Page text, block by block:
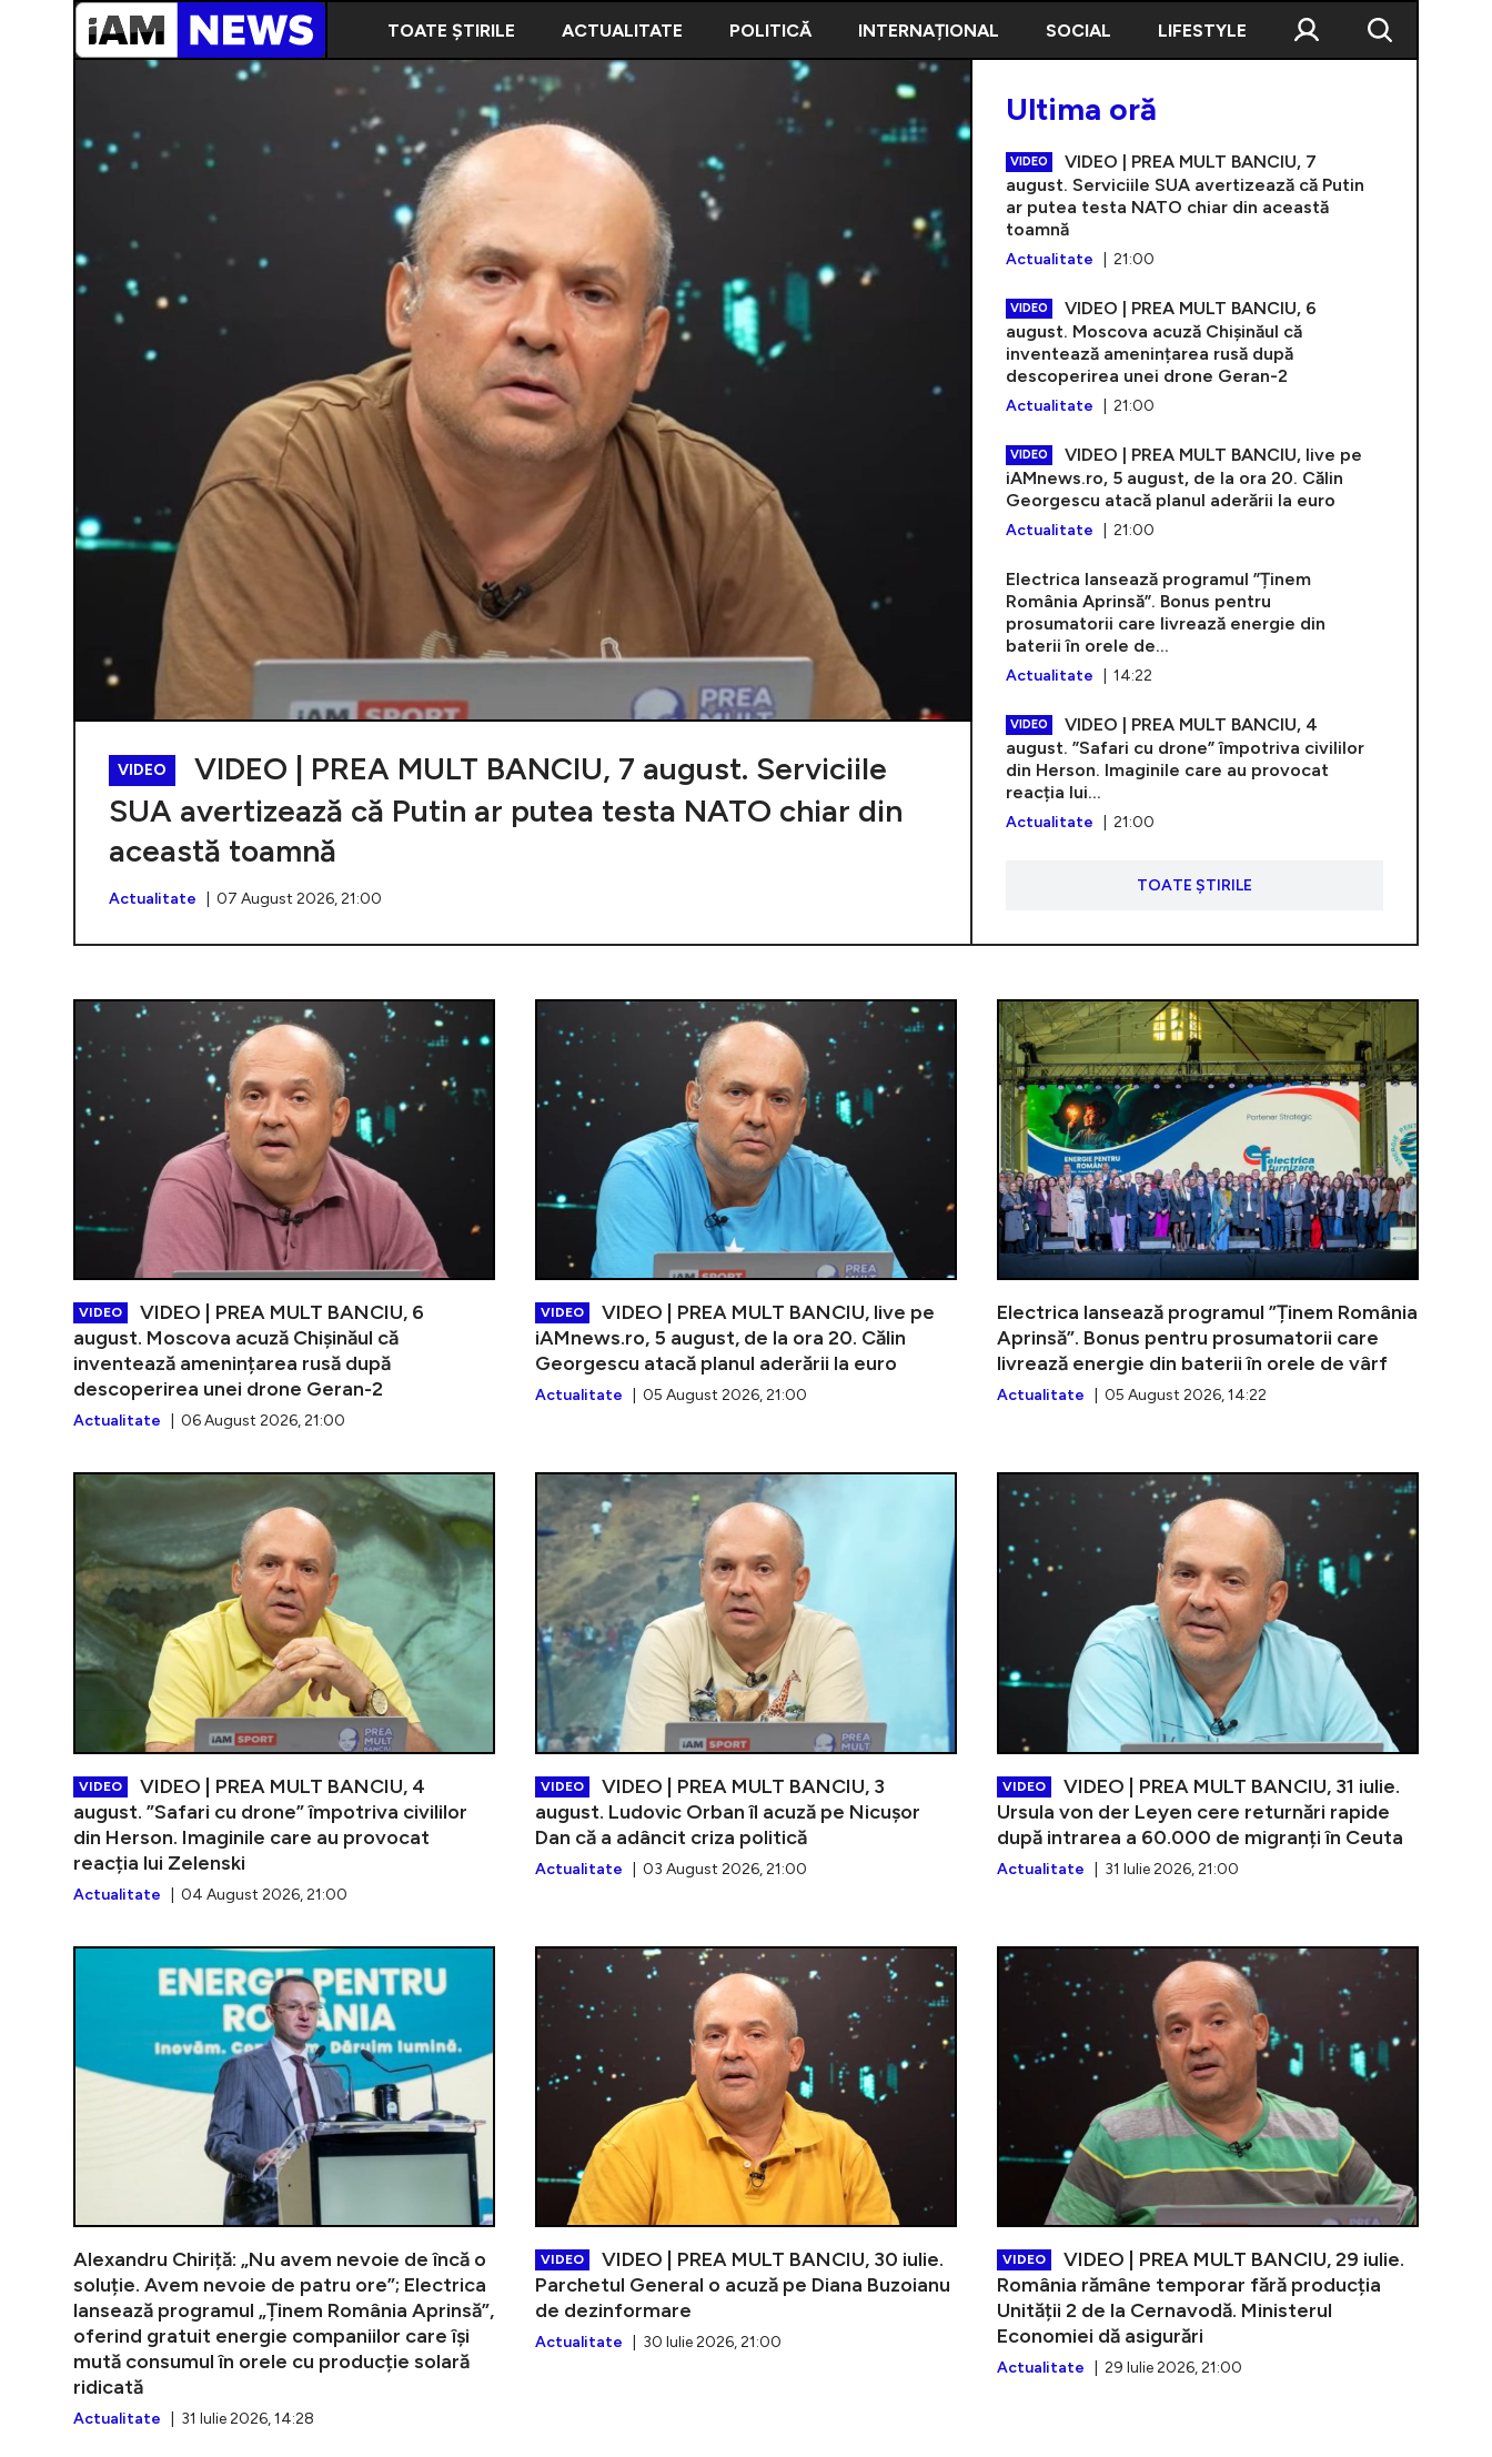
iAM NEWS
TOATE ȘTIRILE ACTUALITATE POLITICĂ INTERNAȚIONAL SOCIAL LIFESTYLE
VIDEO
VIDEO | PREA MULT BANCIU, 7 august. Serviciile
SUA avertizează că Putin ar putea testa NATO chiar din
această toamnă
Actualitate | 07 August 2026, 21:00
Ultima oră
VIDEO
VIDEO | PREA MULT BANCIU, 7
august. Serviciile SUA avertizează că Putin
ar putea testa NATO chiar din această
toamnă
Actualitate | 21:00
VIDEO
VIDEO | PREA MULT BANCIU, 6
august. Moscova acuză Chișinăul că
inventează amenințarea rusă după
descoperirea unei drone Geran-2
Actualitate | 21:00
VIDEO
VIDEO | PREA MULT BANCIU, live pe
iAMnews.ro, 5 august, de la ora 20. Călin
Georgescu atacă planul aderării la euro
Actualitate | 21:00
Electrica lansează programul ”Ținem
România Aprinsă”. Bonus pentru
prosumatorii care livrează energie din
baterii în orele de...
Actualitate | 14:22
VIDEO
VIDEO | PREA MULT BANCIU, 4
august. ”Safari cu drone” împotriva civililor
din Herson. Imaginile care au provocat
reacția lui...
Actualitate | 21:00
TOATE ȘTIRILE
VIDEO
VIDEO | PREA MULT BANCIU, 6
august. Moscova acuză Chișinăul că
inventează amenințarea rusă după
descoperirea unei drone Geran-2
Actualitate | 06 August 2026, 21:00
VIDEO | PREA MULT BANCIU, 6 august. Moscova acuză
VIDEO
VIDEO | PREA MULT BANCIU, live pe
iAMnews.ro, 5 august, de la ora 20. Călin
Georgescu atacă planul aderării la euro
Actualitate | 05 August 2026, 21:00
VIDEO |
Electrica lansează programul ”Ținem România
Aprinsă”. Bonus pentru prosumatorii care
livrează energie din baterii în orele de vârf
Actualitate | 05 August 2026, 14:22
VIDEO
VIDEO | PREA MULT BANCIU, 4
august. ”Safari cu drone” împotriva civililor
din Herson. Imaginile care au provocat
reacția lui Zelenski
Actualitate | 04 August 2026, 21:00
VIDEO | PREA MULT BANCIU, 4 august. ”Safari cu drone”
VIDEO
VIDEO | PREA MULT BANCIU, 3
august. Ludovic Orban îl acuză pe Nicușor
Dan că a adâncit criza politică
Actualitate | 03 August 2026, 21:00
VIDEO |
VIDEO
VIDEO | PREA MULT BANCIU, 31 iulie.
Ursula von der Leyen cere returnări rapide
după intrarea a 60.000 de migranți în Ceuta
Actualitate | 31 Iulie 2026, 21:00
Alexandru Chiriță: „Nu avem nevoie de încă o
soluție. Avem nevoie de patru ore”; Electrica
lansează programul „Ținem România Aprinsă”,
oferind gratuit energie companiilor care își
mută consumul în orele cu producție solară
ridicată
Actualitate | 31 Iulie 2026, 14:28
Alexandru Chiriță: „Nu avem nevoie de încă o soluție. Avem
VIDEO
VIDEO | PREA MULT BANCIU, 30 iulie.
Parchetul General o acuză pe Diana Buzoianu
de dezinformare
Actualitate | 30 Iulie 2026, 21:00
VIDEO |
VIDEO
VIDEO | PREA MULT BANCIU, 29 iulie.
România rămâne temporar fără producția
Unității 2 de la Cernavodă. Ministerul
Economiei dă asigurări
Actualitate | 29 Iulie 2026, 21:00